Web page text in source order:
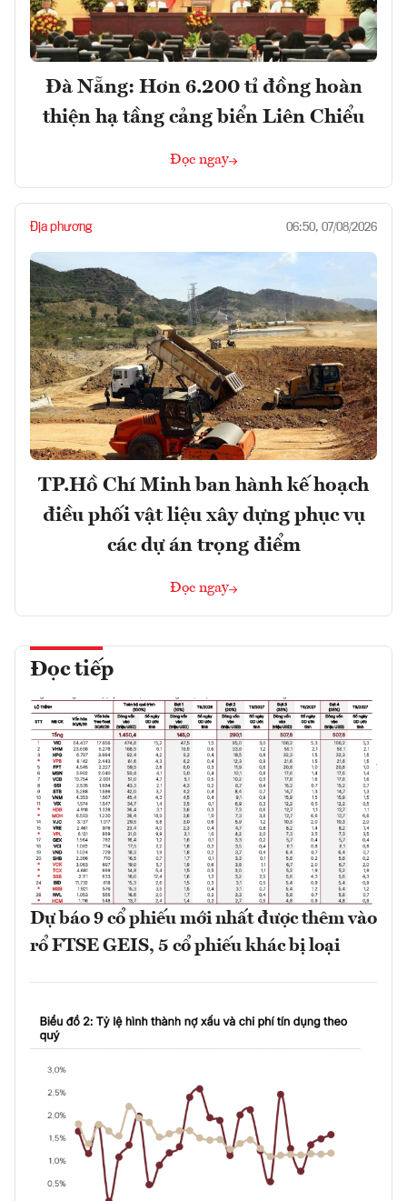
Đà Nẵng: Hơn 6.200 tỉ đồng hoàn
thiện hạ tầng cảng biển Liên Chiểu
Đọc ngay
Địa phương 06:50, 07/08/2026
TP.Hồ Chí Minh ban hành kế hoạch
điều phối vật liệu xây dựng phục vụ
các dự án trọng điểm
Đọc ngay
Đọc tiếp
Dự báo 9 cổ phiếu mới nhất được thêm vào
rổ FTSE GEIS, 5 cổ phiếu khác bị loại